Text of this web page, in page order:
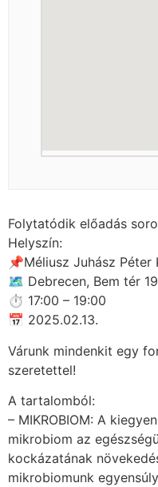
Folytatódik előadás
Helyszín:
📌Méliusz Juhász Péter
🗺 Debrecen, Bem tér
⏱ 17:00 – 19:00
📅 2025.02.13.
Várunk mindenkit egy
szeretettel!
A tartalomból:
– MIKROBIOM: A
mikrobiom az
kockázatának
mikrobiomunk